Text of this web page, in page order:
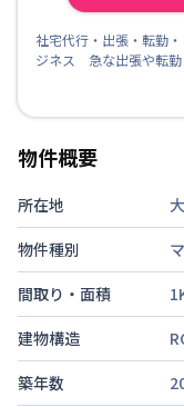
社宅代行・出張・転勤
ジネス 急な出張や転勤
物件概要
所在地
物件種別
間取り・面積
建物構造
築年数